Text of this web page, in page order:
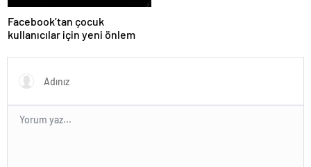
Facebook’tan çocuk
kullanıcılar için yeni önlem